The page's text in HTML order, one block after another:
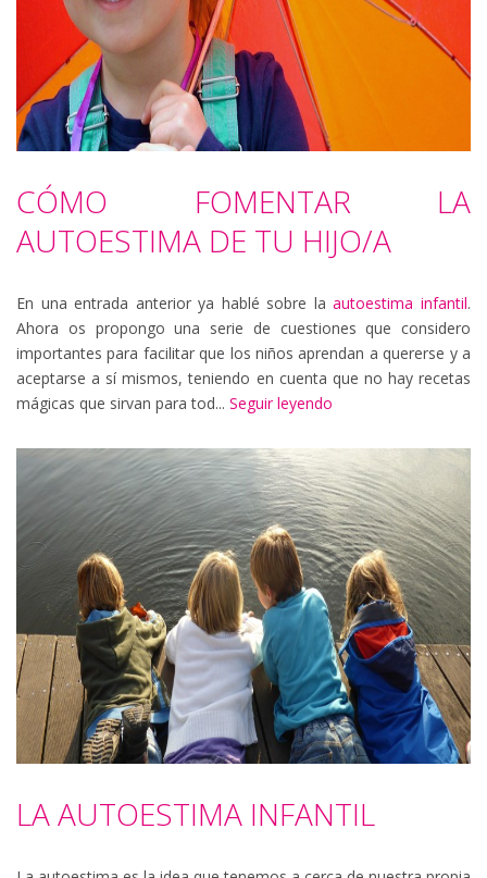
CÓMO FOMENTAR LA
AUTOESTIMA DE TU HIJO/A
En una entrada anterior ya hablé sobre laautoestima infantil.
Ahora os propongo una serie de cuestiones que considero
importantes para facilitar que los niños aprendan a quererse y a
aceptarse a sí mismos, teniendo en cuenta que no hay recetas
mágicas que sirvan para tod... Seguir leyendo
LA AUTOESTIMA INFANTIL